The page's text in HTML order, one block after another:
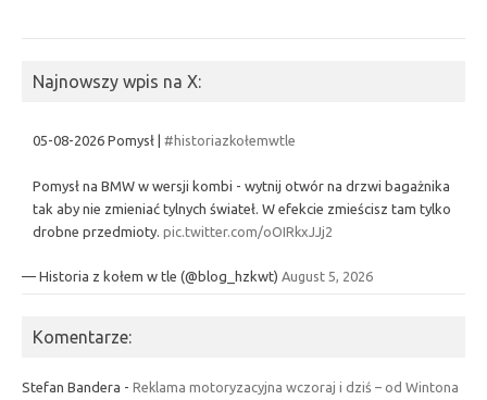
Najnowszy wpis na X:
05-08-2026 Pomysł | #historiazkołemwtle
Pomysł na BMW w wersji kombi - wytnij otwór na drzwi bagażnika
tak aby nie zmieniać tylnych świateł. W efekcie zmieścisz tam tylko
drobne przedmioty. pic.twitter.com/oOIRkxJJj2
— Historia z kołem w tle (@blog_hzkwt) August 5, 2026
Komentarze:
Stefan Bandera - Reklama motoryzacyjna wczoraj i dziś – od Wintona